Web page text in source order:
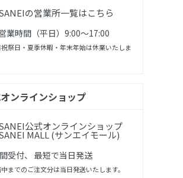
の営業所一覧はこちら
業時間（平日）9:00～17:00
祭日・夏季休暇・年末年始は休業いたしま
ンラインショップ
公式オンラインショップ
MALL (サンエイモール)
受付、 最短で当日発送
までのご注文分は当日発送いたします。